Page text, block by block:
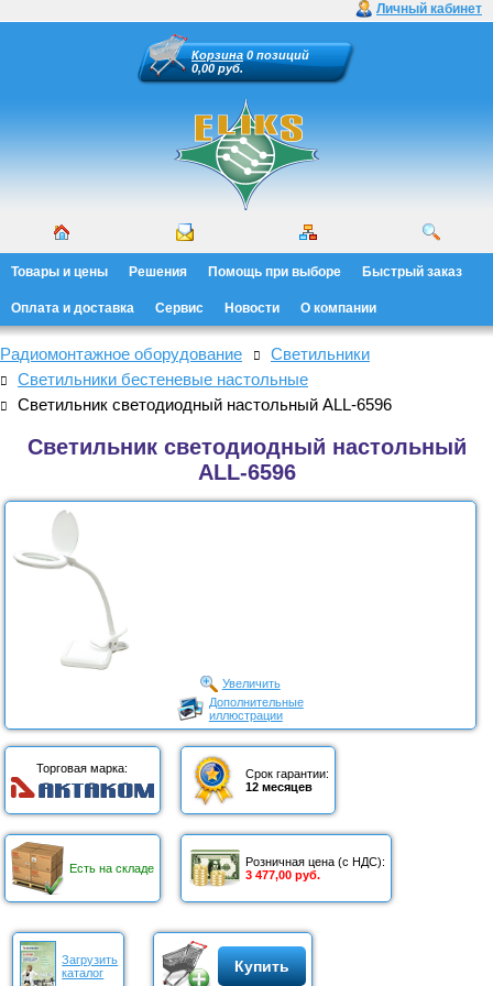
Личный кабинет
Корзина 0 позиций
0,00 руб.
Товары и цены Решения Помощь при выборе Быстрый заказ
Оплата и доставка Сервис Новости О компании
Радиомонтажное оборудование
Светильники
Светильники бестеневые настольные
Светильник светодиодный настольный ALL-6596
Светильник светодиодный настольный
ALL-6596
Увеличить
Дополнительные
иллюстрации
Торговая марка:
Срок гарантии:
12 месяцев
Есть на складе
Розничная цена (с НДС):
3 477,00 руб.
Загрузить
каталог
Купить